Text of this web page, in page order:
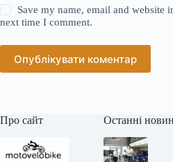
Save my name, email and website
next time I comment.
Опублікувати коментар
Про сайт Останні